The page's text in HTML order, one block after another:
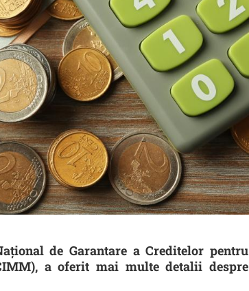
de Garantare a Creditelor pentru
a oferit mai multe detalii despre